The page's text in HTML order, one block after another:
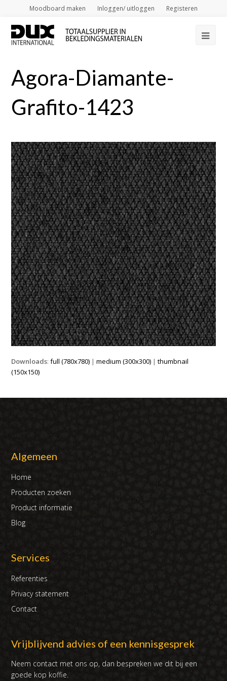
Moodboard maken Inloggen/ uitloggen Registeren
Agora-Diamante-
Grafito-1423
Downloads:full (780x780) |medium (300x300) |thumbnail
(150x150)
Algemeen
Home
Producten zoeken
Product informatie
Blog
Services
Referenties
Privacy statement
Contact
Vrijblijvend advies of een kennisgesprek
Neem contact met ons op, dan bespreken we dit bij een
goede kop koffie.